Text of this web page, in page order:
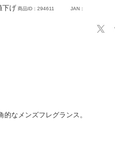
下げ 商品ID：294611
JAN：
なメンズフレグランス。